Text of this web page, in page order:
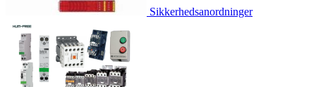
Sikkerhedsanordninger